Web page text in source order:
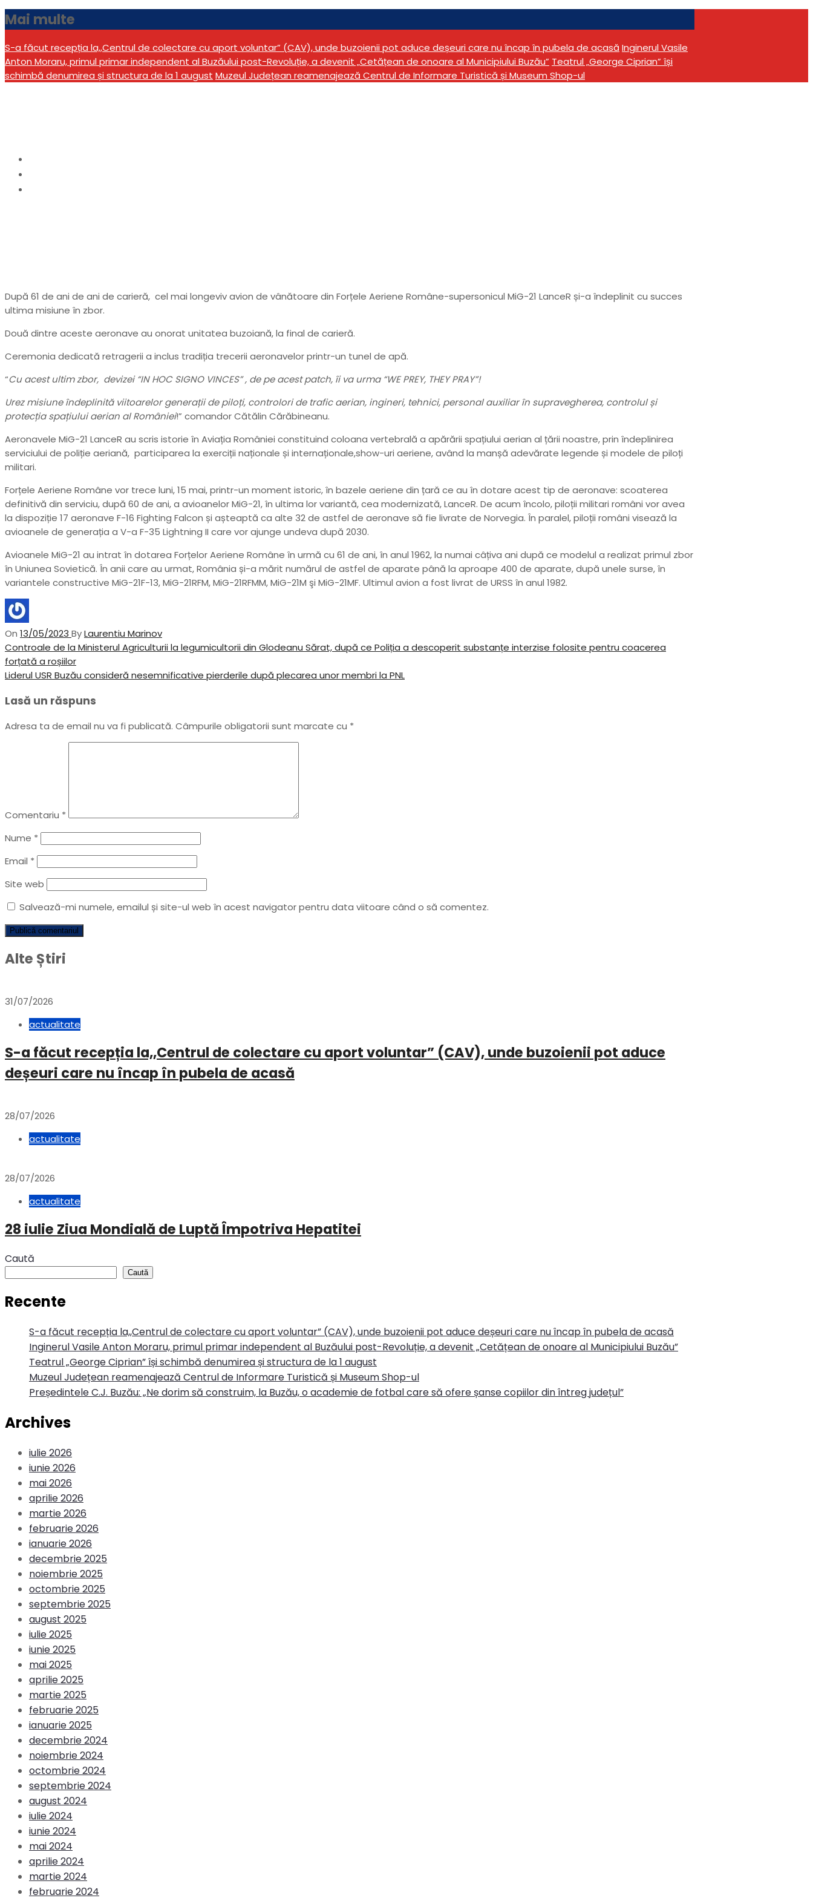
Mai multe
S-a făcut recepția la,,Centrul de colectare cu aport voluntar” (CAV), unde buzoienii pot aduce deșeuri care nu încap în pubela de acasă Inginerul Vasile
Anton Moraru, primul primar independent al Buzăului post-Revoluție, a devenit „Cetățean de onoare al Municipiului Buzău” Teatrul „George Ciprian” își
schimbă denumirea și structura de la 1 august Muzeul Județean reamenajează Centrul de Informare Turistică și Museum Shop-ul
După 61 de ani de ani de carieră, cel mai longeviv avion de vânătoare din Forțele Aeriene Române-supersonicul MiG-21 LanceR și-a îndeplinit cu succes
ultima misiune în zbor.
Două dintre aceste aeronave au onorat unitatea buzoiană, la final de carieră.
Ceremonia dedicată retragerii a inclus tradiția trecerii aeronavelor printr-un tunel de apă.
“Cu acest ultim zbor, devizei “IN HOC SIGNO VINCES” , de pe acest patch, îi va urma “WE PREY, THEY PRAY”!
Urez misiune îndeplinită viitoarelor generații de piloți, controlori de trafic aerian, ingineri, tehnici, personal auxiliar în supravegherea, controlul și
protecția spațiului aerian al României!” comandor Cătălin Cărăbineanu.
Aeronavele MiG-21 LanceR au scris istorie în Aviația României constituind coloana vertebrală a apărării spațiului aerian al țării noastre, prin îndeplinirea
serviciului de poliție aeriană, participarea la exerciții naționale și internaționale,show-uri aeriene, având la manșă adevărate legende și modele de piloți
militari.
Forțele Aeriene Române vor trece luni, 15 mai, printr-un moment istoric, în bazele aeriene din țară ce au în dotare acest tip de aeronave: scoaterea
definitivă din serviciu, după 60 de ani, a avioanelor MiG-21, în ultima lor variantă, cea modernizată, LanceR. De acum încolo, piloții militari români vor avea
la dispoziție 17 aeronave F-16 Fighting Falcon și așteaptă ca alte 32 de astfel de aeronave să fie livrate de Norvegia. În paralel, piloții români visează la
avioanele de generația a V-a F-35 Lightning II care vor ajunge undeva după 2030.
Avioanele MiG-21 au intrat în dotarea Forțelor Aeriene Române în urmă cu 61 de ani, în anul 1962, la numai câțiva ani după ce modelul a realizat primul zbor
în Uniunea Sovietică. În anii care au urmat, România și-a mărit numărul de astfel de aparate până la aproape 400 de aparate, după unele surse, în
variantele constructive MiG-21F-13, MiG-21RFM, MiG-21RFMM, MiG-21M şi MiG-21MF. Ultimul avion a fost livrat de URSS în anul 1982.
On 13/05/2023 ByLaurentiu Marinov
Navigare
în
articole
Previous
Post
Controale de la Ministerul Agriculturii la legumicultorii din Glodeanu Sărat, după ce Poliția a descoperit substanțe interzise folosite pentru coacerea
forțată a roșiilor
Next
Liderul USR Buzău consideră nesemnificative pierderile după plecarea unor membri la PNL
Lasă un răspuns
Adresa ta de email nu va fi publicată. Câmpurile obligatorii sunt marcate cu *
Comentariu *
Nume *
Email *
Site web
Salvează-mi numele, emailul și site-ul web în acest navigator pentru data viitoare când o să comentez.
Alte Știri
31/07/2026
actualitate
S-a făcut recepția la,,Centrul de colectare cu aport voluntar” (CAV), unde buzoienii pot aduce
deșeuri care nu încap în pubela de acasă
28/07/2026
actualitate
28/07/2026
actualitate
28 iulie Ziua Mondială de Luptă Împotriva Hepatitei
Caută
Caută
Recente
S-a făcut recepția la,,Centrul de colectare cu aport voluntar” (CAV), unde buzoienii pot aduce deșeuri care nu încap în pubela de acasă
Inginerul Vasile Anton Moraru, primul primar independent al Buzăului post-Revoluție, a devenit „Cetățean de onoare al Municipiului Buzău”
Teatrul „George Ciprian” își schimbă denumirea și structura de la 1 august
Muzeul Județean reamenajează Centrul de Informare Turistică și Museum Shop-ul
Președintele C.J. Buzău: „Ne dorim să construim, la Buzău, o academie de fotbal care să ofere șanse copiilor din întreg județul”
Archives
iulie 2026
iunie 2026
mai 2026
aprilie 2026
martie 2026
februarie 2026
ianuarie 2026
decembrie 2025
noiembrie 2025
octombrie 2025
septembrie 2025
august 2025
iulie 2025
iunie 2025
mai 2025
aprilie 2025
martie 2025
februarie 2025
ianuarie 2025
decembrie 2024
noiembrie 2024
octombrie 2024
septembrie 2024
august 2024
iulie 2024
iunie 2024
mai 2024
aprilie 2024
martie 2024
februarie 2024